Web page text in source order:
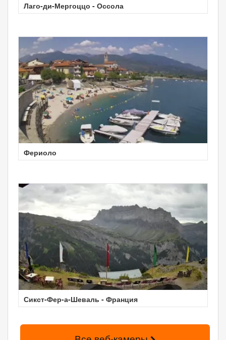
Лаго-ди-Мергоццо - Оссола
Фериоло
Сикст-Фер-а-Шеваль - Франция